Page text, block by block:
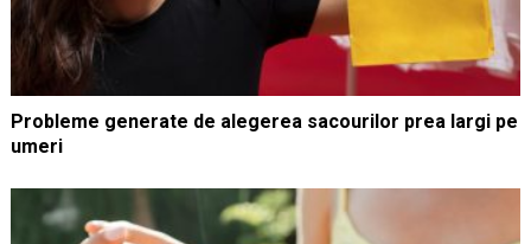
Probleme generate de alegerea sacourilor prea largi pe
umeri